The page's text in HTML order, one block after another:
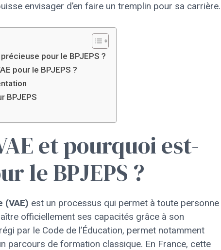
envisager d’en faire un tremplin pour sa carrière.
pour le BPJEPS ?
pour le BPJEPS ?
BPJEPS
et pourquoi est-
le BPJEPS ?
(VAE) est un processus qui permet à toute personne
officiellement ses capacités grâce à son
par le Code de l’Éducation, permet notamment
parcours de formation classique. En France, cette